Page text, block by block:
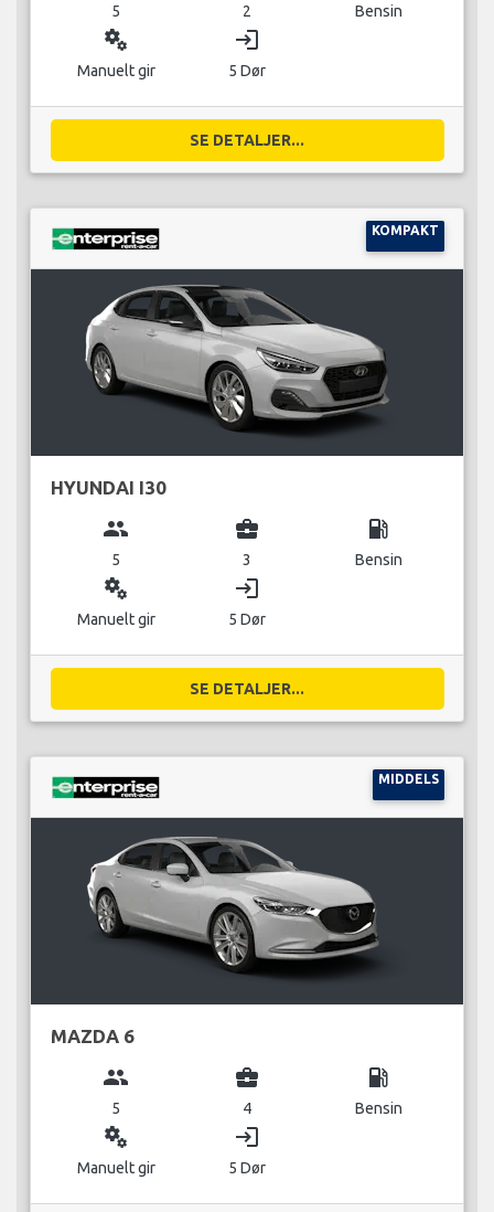
5 2 Bensin
miscellaneous_services
Manuelt gir
login
5 Dør
SE DETALJER...
KOMPAKT
HYUNDAI I30
group
5
business_center
3
local_gas_station
Bensin
miscellaneous_services
Manuelt gir
login
5 Dør
SE DETALJER...
MIDDELS
MAZDA 6
group
5
business_center
4
local_gas_station
Bensin
miscellaneous_services
Manuelt gir
login
5 Dør